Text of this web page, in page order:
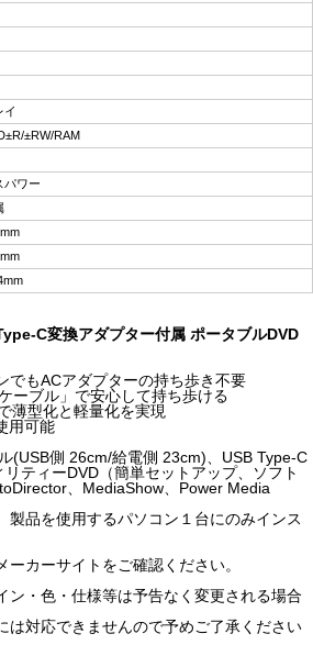
イ
±RW/RAM
パワー
C変換アダプター付属 ポータブルDVD
もACアダプターの持ち歩き不要
ーブル」で安心して持ち歩ける
薄型化と軽量化を実現
用可能
(USB側 26cm/給電側 23cm)、USB Type-C
ティーDVD（簡単セットアップ、ソフト
、MediaShow、Power Media
品を使用するパソコン１台にのみインス
カーサイトをご確認ください。
・色・仕様等は予告なく変更される場合
対応できませんので予めご了承ください